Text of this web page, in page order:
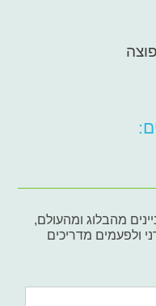
מהבלוג ומהעולם,
ולפעמים מדריכים